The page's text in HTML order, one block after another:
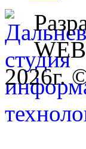
2026г.